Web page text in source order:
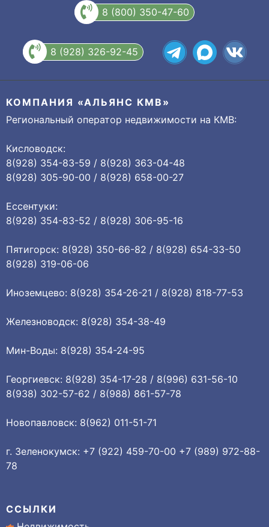
8 (800) 350-47-60
8 (928) 326-92-45
КОМПАНИЯ «АЛЬЯНС КМВ»
Региональный оператор недвижимости на КМВ:
Кисловодск:
8(928) 354-83-59 / 8(928) 363-04-48
8(928) 305-90-00 / 8(928) 658-00-27
Ессентуки:
8(928) 354-83-52 / 8(928) 306-95-16
Пятигорск: 8(928) 350-66-82 / 8(928) 654-33-50
8(928) 319-06-06
Иноземцево: 8(928) 354-26-21 / 8(928) 818-77-53
Железноводск: 8(928) 354-38-49
Мин-Воды: 8(928) 354-24-95
Георгиевск: 8(928) 354-17-28 / 8(996) 631-56-10
8(938) 302-57-62 / 8(988) 861-57-78
Новопавловск: 8(962) 011-51-71
г. Зеленокумск: +7 (922) 459-70-00 +7 (989) 972-88-
78
ССЫЛКИ